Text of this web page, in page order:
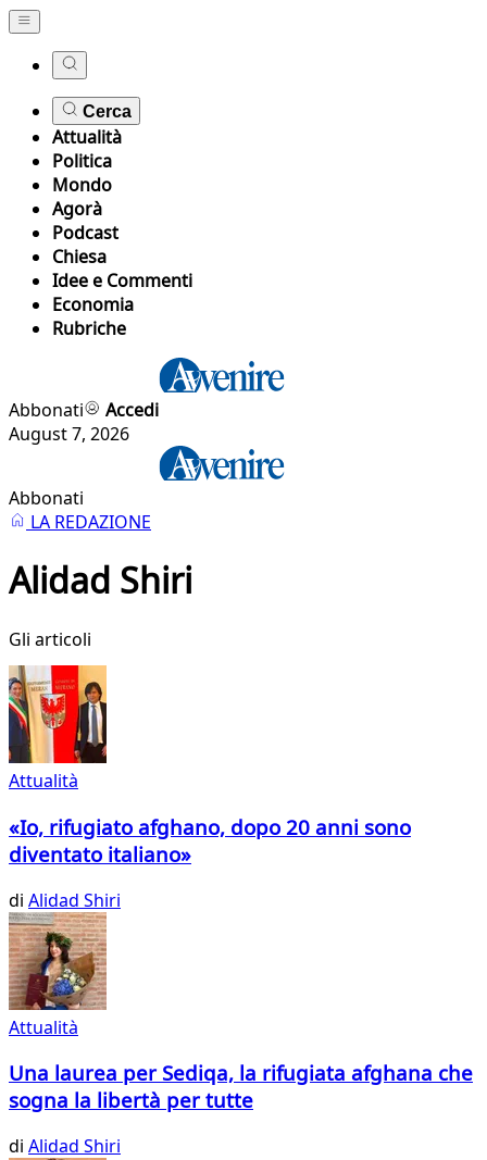
Cerca
Attualità
Politica
Mondo
Agorà
Podcast
Chiesa
Idee e Commenti
Economia
Rubriche
Abbonati
Accedi
August 7, 2026
Abbonati
LA REDAZIONE
Alidad Shiri
Gli articoli
Attualità
«Io, rifugiato afghano, dopo 20 anni sono
diventato italiano»
di Alidad Shiri
Attualità
Una laurea per Sediqa, la rifugiata afghana che
sogna la libertà per tutte
di Alidad Shiri